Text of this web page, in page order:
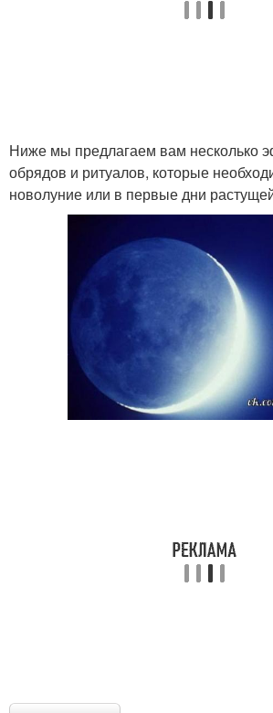
Ниже мы предлагаем вам несколько
обрядов и ритуалов, которые
новолуние или в первые дни